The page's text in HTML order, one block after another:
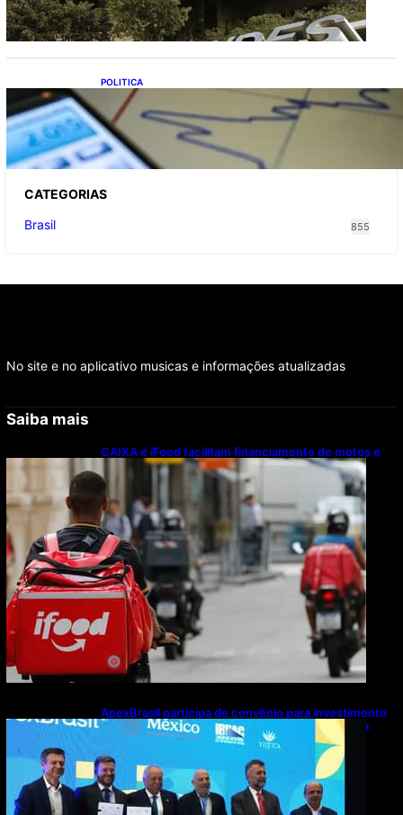
POLITICA
TCU lista mais de 6 mil responsáveis com
contas irregulares; Nordeste e Sudeste
concentram maioria dos nomes
CATEGORIAS
Brasil
855
No site e no aplicativo musicas e informações atualizadas
Saiba mais
CAIXA e iFood facilitam financiamento de motos e
bicicletas elétricas para entregadores
ApexBrasil participa de convênio para investimento
de R$ 2,63 milhões em exportações de cachaça